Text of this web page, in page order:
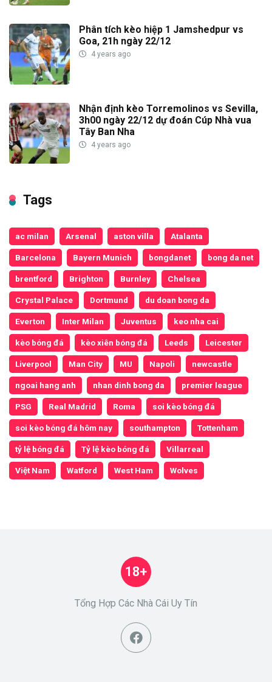
Phân tích kèo hiệp 1 Jamshedpur vs
Goa, 21h ngày 22/12
4 years ago
Nhận định kèo Torremolinos vs Sevilla,
3h00 ngày 22/12 dự đoán Cúp Nhà vua
Tây Ban Nha
4 years ago
Tags
ac milan Arsenal aston villa Atalanta
Barcelona Bayern Munich bongdanet bong da net
brentford Brighton Burnley Chelsea
Crystal Palace Dortmund du doan bong da
Everton Inter Milan Juventus keo nha cai
kèo bóng đá kèo xiên bóng đá Leeds Leicester
Liverpool Man City MU Napoli newcastle
ngoai hang anh nhan dinh bong da premier league
PSG Real Madrid Roma soi kèo bóng đá
soi kèo bóng đá hôm nay southampton Tottenham
tỷ lệ bóng đá Tỷ lệ kèo bóng đá Villarreal
Việt Nam Watford West Ham Wolves
Tổng Hợp Các Nhà Cái Uy Tín
18+